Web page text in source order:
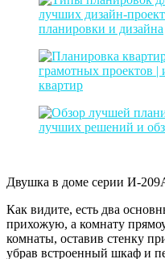
Двушка в доме серии И-
Как видите, есть два
прихожую, а комнату
комнаты, оставив стенку
убрав встроенный шкаф и